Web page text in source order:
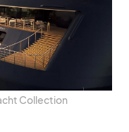
Coll­ec­tion